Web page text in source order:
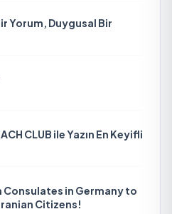
Yorum, Duygusal Bir
CLUB ile Yazın En Keyifli
Consulates in Germany to
Citizens!